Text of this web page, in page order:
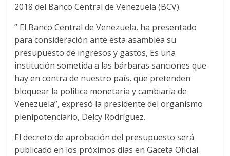
2018 del Banco Central de Venezuela (BCV).
” El Banco Central de Venezuela, ha presentado
para consideración ante esta asamblea su
presupuesto de ingresos y gastos, Es una
institución sometida a las bárbaras sanciones que
hay en contra de nuestro país, que pretenden
bloquear la política monetaria y cambiaría de
Venezuela”, expresó la presidente del organismo
plenipotenciario, Delcy Rodríguez.
El decreto de aprobación del presupuesto será
publicado en los próximos días en Gaceta Oficial.